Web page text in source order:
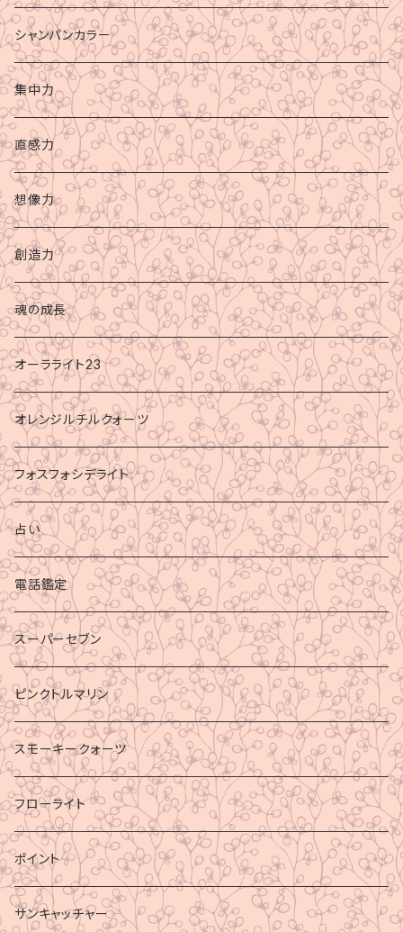
シャンパンカラー
集中力
直感力
想像力
創造力
魂の成長
オーラライト23
オレンジルチルクォーツ
フォスフォシデライト
占い
電話鑑定
スーパーセブン
ピンクトルマリン
スモーキークォーツ
フローライト
ポイント
サンキャッチャー